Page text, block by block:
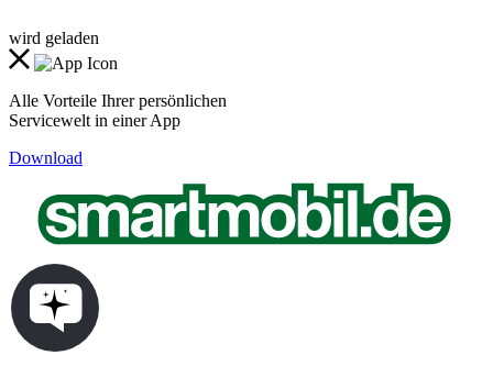
wird geladen
Alle Vorteile Ihrer persönlichen
Servicewelt in einer App
Download